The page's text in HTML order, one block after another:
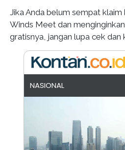
Jika Anda belum sempat
Winds Meet dan
gratisnya, jangan lupa cek dan
NASIONAL